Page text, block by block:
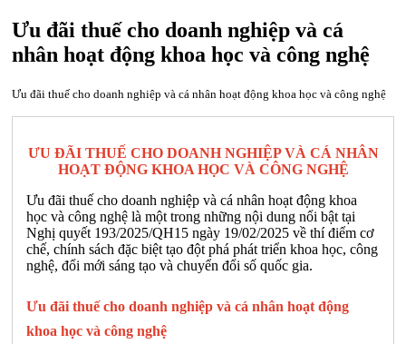
Ưu đãi thuế cho doanh nghiệp và cá
nhân hoạt động khoa học và công nghệ
Ưu đãi thuế cho doanh nghiệp và cá nhân hoạt động khoa học và công nghệ
ƯU ĐÃI THUẾ CHO DOANH NGHIỆP VÀ CÁ NHÂN
HOẠT ĐỘNG KHOA HỌC VÀ CÔNG NGHỆ
Ưu đãi thuế cho doanh nghiệp và cá nhân hoạt động khoa
học và công nghệ là một trong những nội dung nổi bật tại
Nghị quyết 193/2025/QH15 ngày 19/02/2025 về thí điểm cơ
chế, chính sách đặc biệt tạo đột phá phát triển khoa học, công
nghệ, đổi mới sáng tạo và chuyển đổi số quốc gia.
Ưu đãi thuế cho doanh nghiệp và cá nhân hoạt động
khoa học và công nghệ